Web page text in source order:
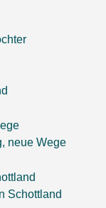
neue Wege
Schottland